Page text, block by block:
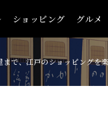
ショッピング グルメ
まで、江戸のショッピングを